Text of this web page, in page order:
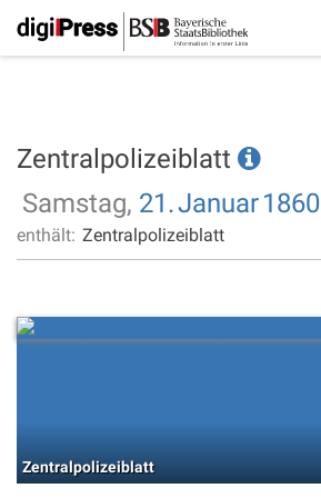
Zentralpolizeiblatt
Samstag, 21.Januar1860
enthält: Zentralpolizeiblatt
Zentralpolizeiblatt